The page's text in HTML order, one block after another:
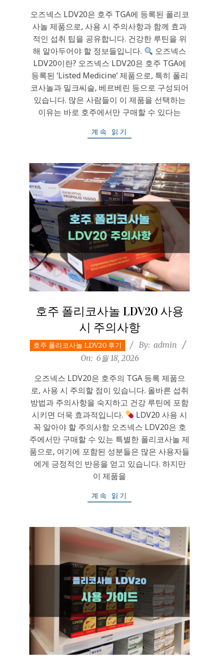
오즈넥스 LDV20은 호주 TGA에 등록된 폴리코
사놀 제품으로, 사용 시 주의사항과 함께 효과
적인 섭취 팁을 공유합니다. 건강한 루틴을 위
해 알아두어야 할 정보들입니다.
오즈넥스
LDV20이란? 오즈넥스 LDV20은 호주 TGA에
등록된 ‘Listed Medicine’ 제품으로, 특히 폴리
코사놀과 밀크씨슬, 베르베린 등으로 구성되어
있습니다. 많은 사람들이 이 제품을 선택하는
이유는 바로 호주에서만 구매할 수 있다는
계속 읽기
호주 폴리코사놀 LDV20 사용
시 주의사항
2026-
06-
호주 폴리코사놀 LDV20 후기 By: admin
On: 6월 18, 2026
오즈넥스 LDV20은 호주의 TGA 등록 제품으
로, 사용 시 주의할 점이 있습니다. 올바른 섭취
방법과 주의사항을 숙지하고 건강 루틴에 포함
시키면 더욱 효과적입니다.
LDV20 사용 시
꼭 알아야 할 주의사항 오즈넥스 LDV20은 호
주에서만 구매할 수 있는 특별한 폴리코사놀 제
품으로, 여기에 포함된 성분들은 많은 사용자들
에게 긍정적인 반응을 얻고 있습니다. 하지만
이 제품을
계속 읽기